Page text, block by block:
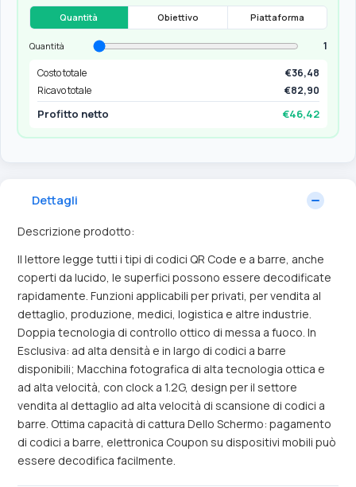
Quantità Obiettivo Piattaforma
Quantità
1
Costo totale
€36,48
Ricavo totale
€82,90
Profitto netto €46,42
Dettagli
Descrizione prodotto:
Il lettore legge tutti i tipi di codici QR Code e a barre, anche
coperti da lucido, le superfici possono essere decodificate
rapidamente. Funzioni applicabili per privati, per vendita al
dettaglio, produzione, medici, logistica e altre industrie.
Doppia tecnologia di controllo ottico di messa a fuoco. In
Esclusiva: ad alta densità e in largo di codici a barre
disponibili; Macchina fotografica di alta tecnologia ottica e
ad alta velocità, con clock a 1.2G, design per il settore
vendita al dettaglio ad alta velocità di scansione di codici a
barre. Ottima capacità di cattura Dello Schermo: pagamento
di codici a barre, elettronica Coupon su dispositivi mobili può
essere decodifica facilmente.